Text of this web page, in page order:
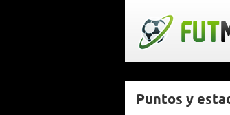
Puntos y